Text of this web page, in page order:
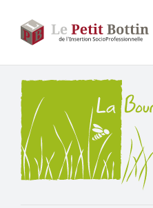
contenu
Types d’organismes
Organismes